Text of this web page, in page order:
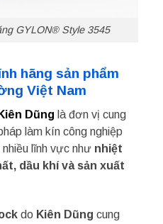
GYLON® Style 3545
hãng sản phẩm
Việt Nam
Kiên Dũng là đơn vị cung
làm kín công nghiệp
lĩnh vực như nhiệt
dầu khí và sản xuất
do Kiên Dũng cung